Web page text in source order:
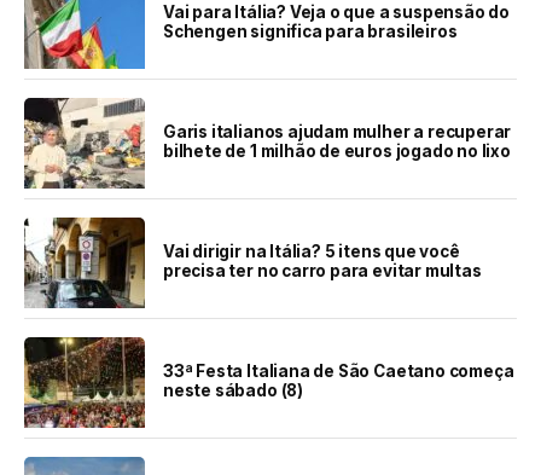
Vai para Itália? Veja o que a suspensão do
Schengen significa para brasileiros
Garis italianos ajudam mulher a recuperar
bilhete de 1 milhão de euros jogado no lixo
Vai dirigir na Itália? 5 itens que você
precisa ter no carro para evitar multas
33ª Festa Italiana de São Caetano começa
neste sábado (8)